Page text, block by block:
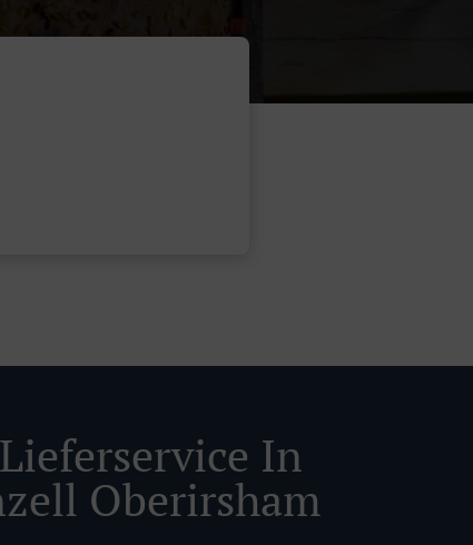
In
Oberirsham